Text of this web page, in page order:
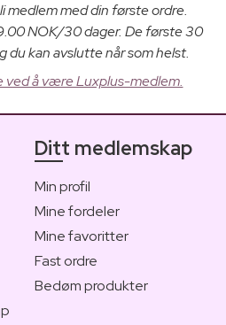
medlem med din første ordre.
NOK/30 dager. De første 30
du kan avslutte når som helst.
ved å være Luxplus-medlem.
Ditt medlemskap
Min profil
Mine fordeler
Mine favoritter
Fast ordre
Bedøm produkter